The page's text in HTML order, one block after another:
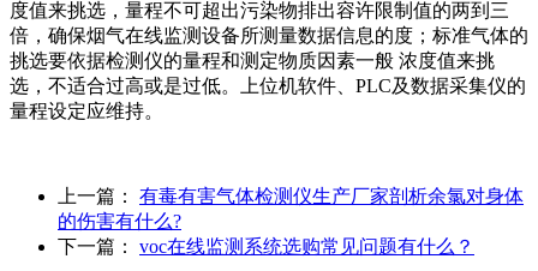
度值来挑选，量程不可超出污染物排出容许限制值的两到三
倍，确保烟气在线监测设备所测量数据信息的度；标准气体的
挑选要依据检测仪的量程和测定物质因素一般 浓度值来挑
选，不适合过高或是过低。上位机软件、PLC及数据采集仪的
量程设定应维持。
上一篇：
有毒有害气体检测仪生产厂家剖析余氯对身体
的伤害有什么?
下一篇：
voc在线监测系统选购常见问题有什么？